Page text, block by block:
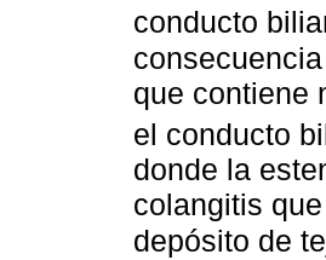
conducto
que contiene
el conducto
donde la
colangitis
depósito de